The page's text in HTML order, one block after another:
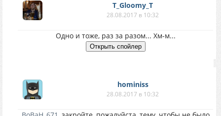
T_Gloomy_T
28.08.2017 в 10:32
Одно и тоже, раз за разом... Хм-м...
hominiss
28.08.2017 в 10:32